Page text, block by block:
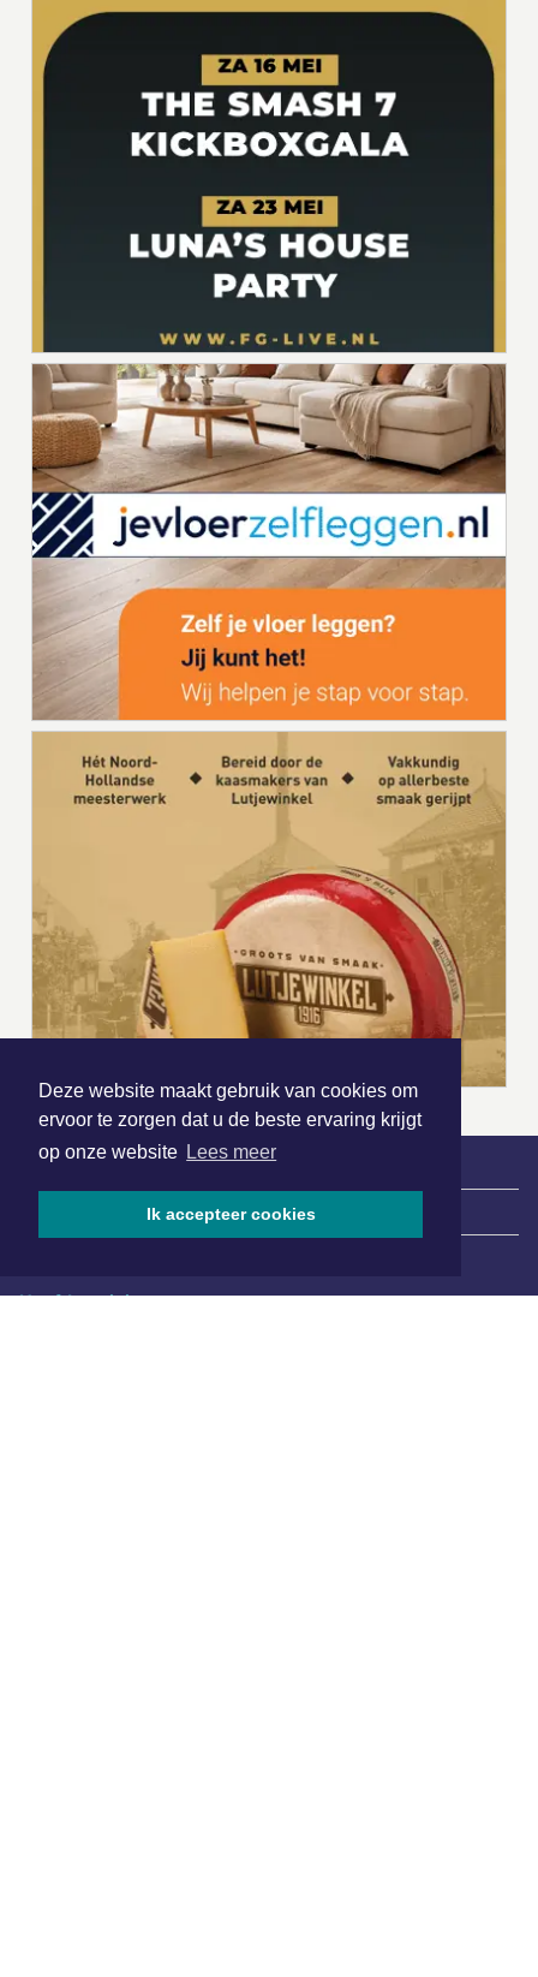
Deze website maakt gebruik van cookies om
ervoor te zorgen dat u de beste ervaring krijgt
op onze website Lees meer
Ik accepteer cookies
| Nieuws | Sport | Evenementen
Hoofdvestiging: